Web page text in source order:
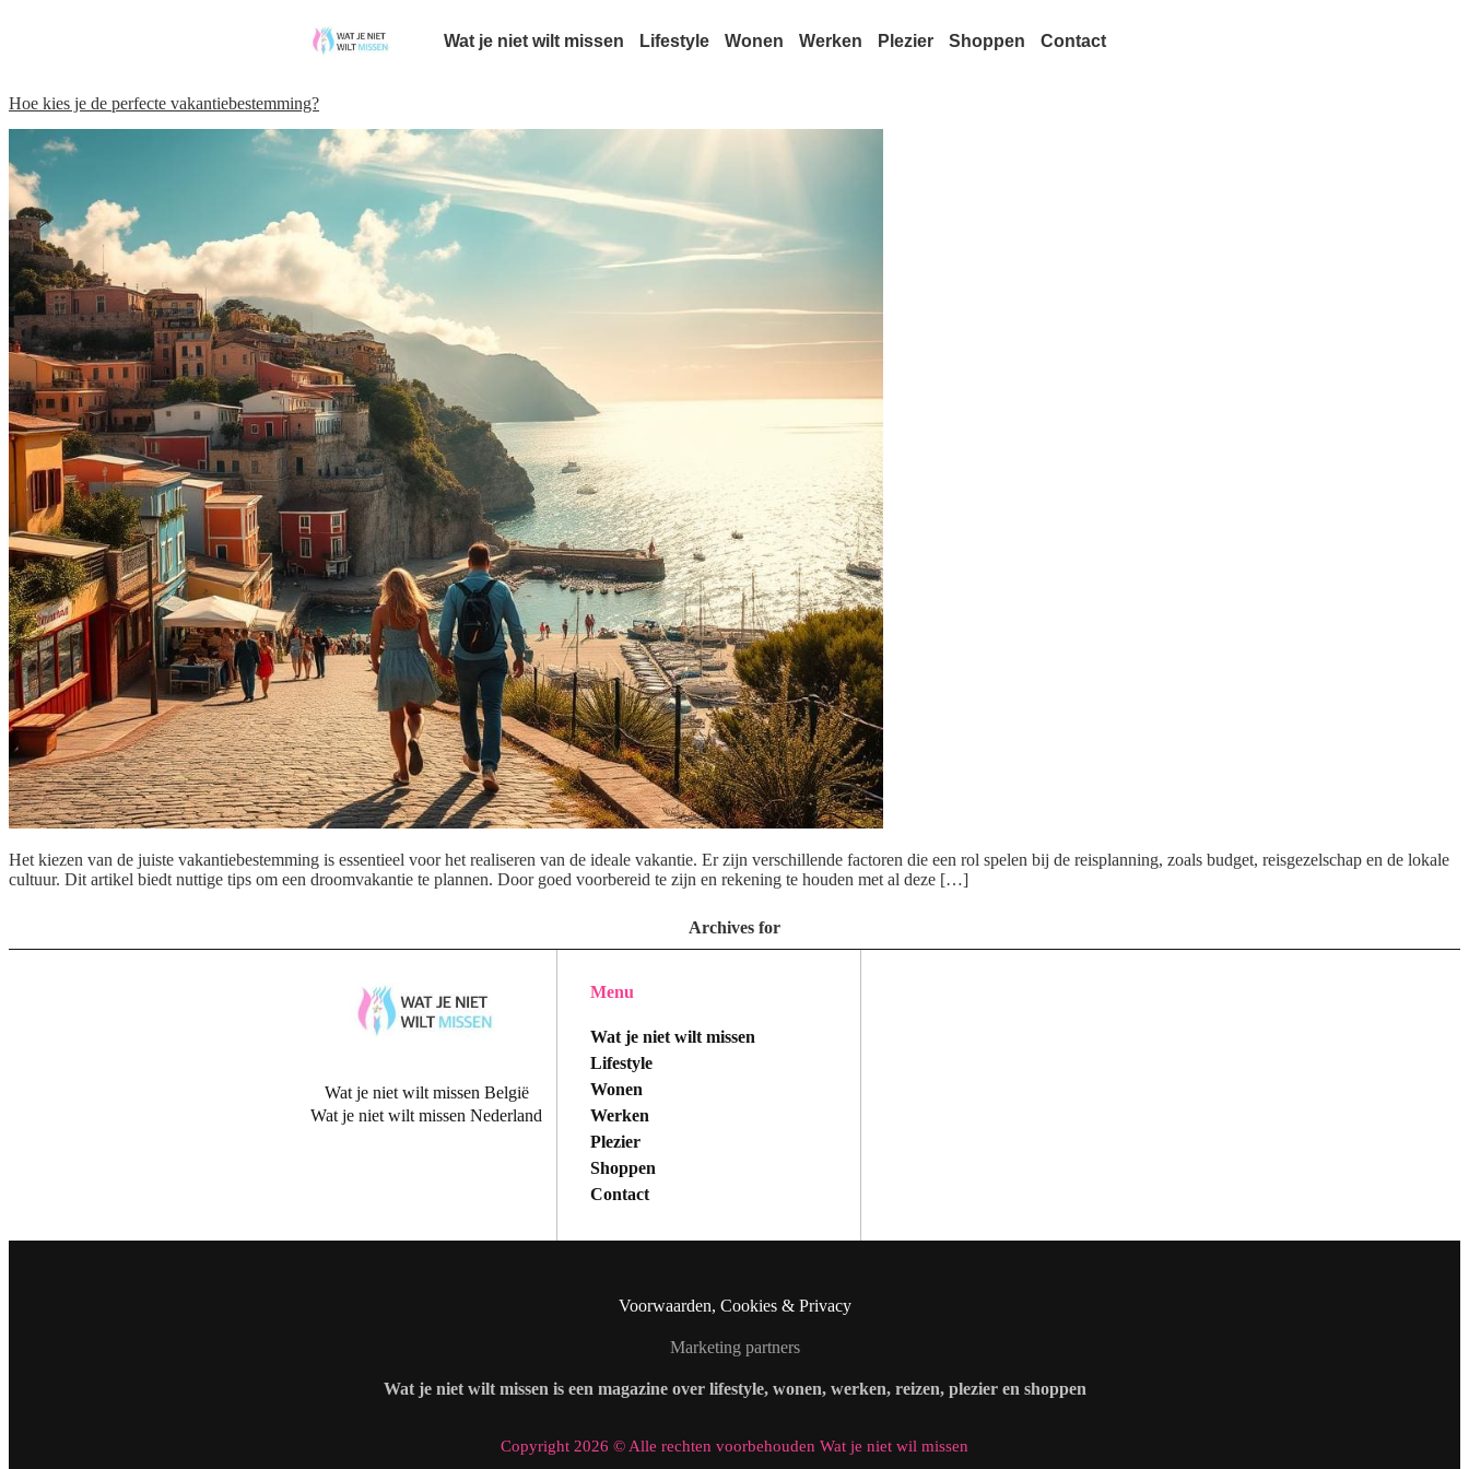
Wat je niet wilt missen Lifestyle Wonen Werken Plezier Shoppen Contact
Hoe kies je de perfecte vakantiebestemming?
Het kiezen van de juiste vakantiebestemming is essentieel voor het realiseren van de ideale vakantie. Er zijn verschillende factoren die een rol spelen bij de reisplanning, zoals budget, reisgezelschap en de lokale
cultuur. Dit artikel biedt nuttige tips om een droomvakantie te plannen. Door goed voorbereid te zijn en rekening te houden met al deze […]
Archives for
Wat je niet wilt missen België
Wat je niet wilt missen Nederland
Menu
Wat je niet wilt missen
Lifestyle
Wonen
Werken
Plezier
Shoppen
Contact
Voorwaarden, Cookies & Privacy
Marketing partners
Wat je niet wilt missen is een magazine over lifestyle, wonen, werken, reizen, plezier en shoppen
Copyright 2026 © Alle rechten voorbehouden Wat je niet wil missen